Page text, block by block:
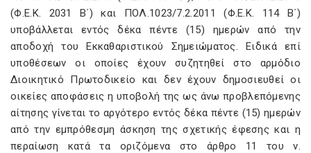
(Φ.Ε.Κ. 2031 Β΄) και ΠΟΛ.1023/7.2.2011 (Φ.Ε.Κ. 114 Β΄)
υποβάλλεται εντός δέκα πέντε (15) ημερών από την
αποδοχή του Εκκαθαριστικού Σημειώματος. Ειδικά επί
υποθέσεων οι οποίες έχουν συζητηθεί στο αρμόδιο
Διοικητικό Πρωτοδικείο και δεν έχουν δημοσιευθεί οι
οικείες αποφάσεις η υποβολή της ως άνω προβλεπόμενης
αίτησης γίνεται το αργότερο εντός δέκα πέντε (15) ημερών
από την εμπρόθεσμη άσκηση της σχετικής έφεσης και η
περαίωση κατά τα οριζόμενα στο άρθρο 11 του ν.